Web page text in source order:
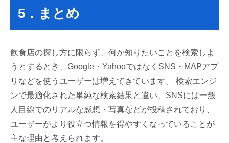
5．まとめ
飲食店の探し方に限らず、何か知りたいことを検索しよ
うとするとき、Google・YahooではなくSNS・MAPアプ
リなどを使うユーザーは増えてきています。 検索エンジ
ンで最適化された単純な検索結果と違い、SNSには一般
人目線でのリアルな感想・写真などが投稿されており、
ユーザーがより役立つ情報を得やすくなっていることが
主な理由と考えられます。